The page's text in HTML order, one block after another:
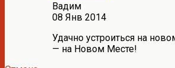
Вадим
08 Янв 2014
Удачно устроиться на
— на Новом Месте!